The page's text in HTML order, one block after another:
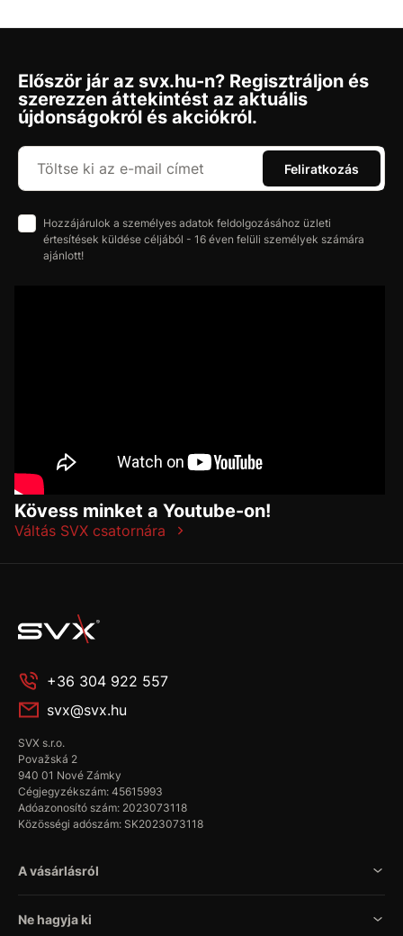
Először jár az svx.hu-n? Regisztráljon és
szerezzen áttekintést az aktuális
újdonságokról és akciókról.
Feliratkozás
Hozzájárulok a személyes adatok feldolgozásához üzleti
értesítések küldése céljából - 16 éven felüli személyek számára
ajánlott!
Kövess minket a Youtube-on!
Váltás SVX csatornára
+36 304 922 557
svx@svx.hu
SVX s.r.o.
Považská 2
940 01 Nové Zámky
Cégjegyzékszám: 45615993
Adóazonosító szám: 2023073118
Közösségi adószám: SK2023073118
A vásárlásról
Ne hagyja ki